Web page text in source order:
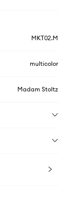
MKT02.M
multicolor
Madam Stoltz